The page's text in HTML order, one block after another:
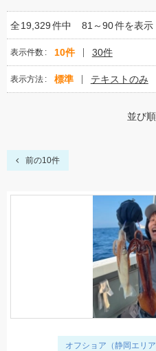
全19,329件中 81～90件を表示
表示件数 10件 30件
表示方法 標準 テキストのみ
並び順
前の10件
オフショア（静岡エリ